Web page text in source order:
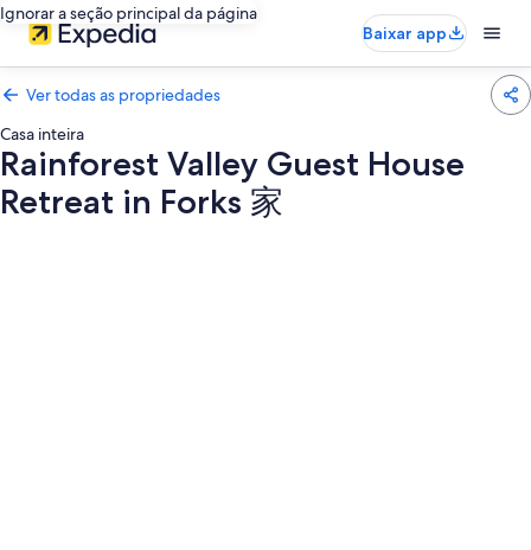
Ignorar a seção principal da página
Baixar app
Ver todas as propriedades
Casa inteira
Rainforest Valley Guest House
Retreat in Forks 家